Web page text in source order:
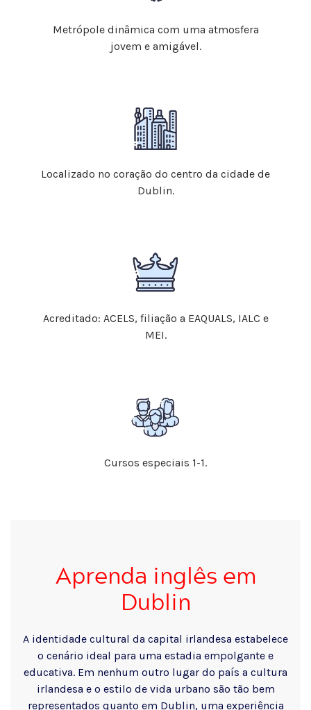
Metrópole dinâmica com uma atmosfera
jovem e amigável.
Localizado no coração do centro da cidade de
Dublin.
Acreditado: ACELS, filiação a EAQUALS, IALC e
MEI.
Cursos especiais 1-1.
Aprenda inglês em
Dublin
A identidade cultural da capital irlandesa estabelece
o cenário ideal para uma estadia empolgante e
educativa. Em nenhum outro lugar do país a cultura
irlandesa e o estilo de vida urbano são tão bem
representados quanto em Dublin, uma experiência